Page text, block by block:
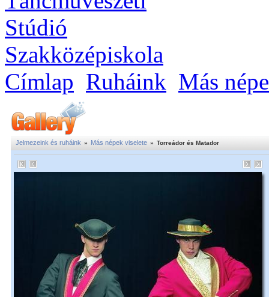
Címlap Ruháink Más
Jelmezeink és ruháink » Más népek viselete » Torreádor és Matador